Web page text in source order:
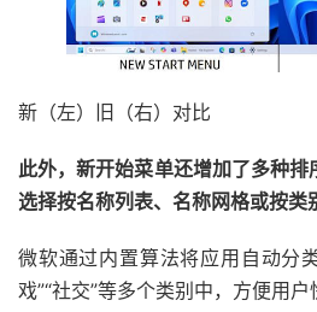
新（左）旧（右）对比
此外，新开始菜单还增加了多种
选择按名称列表、名称网格或按类
微软通过内置算法将应用自动分
戏”“社交”等多个类别中，方便用